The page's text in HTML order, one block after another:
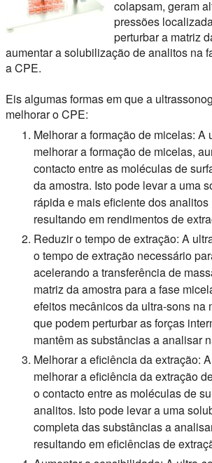
colapsam, geram
pressões
perturbar a matriz
aumentar a solubilização de analitos na
a CPE.
Eis algumas formas em que a
melhorar o CPE:
Melhorar a formação de micelas: A
melhorar a formação de micelas,
contacto entre as moléculas de
da amostra. Isto pode levar a uma
rápida e mais eficiente dos analitos
resultando em rendimentos de
Reduzir o tempo de extração: A
o tempo de extração necessário
acelerando a transferência de
matriz da amostra para a fase
efeitos mecânicos da ultra-sons na
que podem perturbar as forças
mantêm as substâncias a analisar
Melhorar a eficiência da extração:
melhorar a eficiência da extração
o contacto entre as moléculas de
analitos. Isto pode levar a uma
completa das substâncias a
resultando em eficiências de